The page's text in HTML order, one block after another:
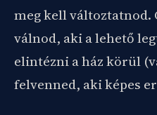
meg kell változtatnod.
válnod, aki a lehető
elintézni a ház körül
felvenned, aki képes